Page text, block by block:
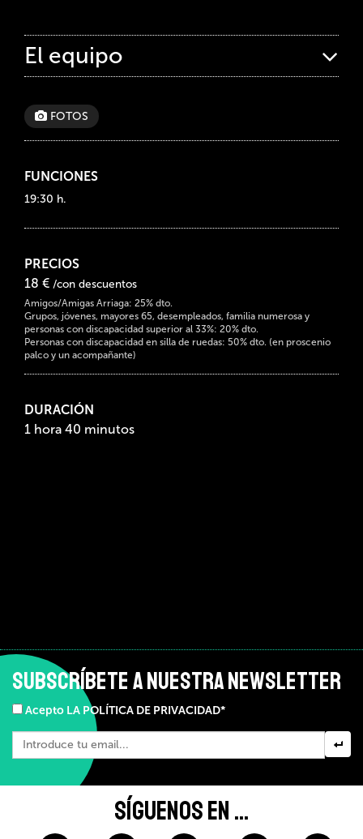
El equipo
FOTOS
FUNCIONES
19:30 h.
PRECIOS
18 € /con descuentos
Amigos/Amigas Arriaga: 25% dto.
Grupos, jóvenes, mayores 65, desempleados, familia numerosa y
personas con discapacidad superior al 33%: 20% dto.
Personas con discapacidad en silla de ruedas: 50% dto. (en proscenio
palco y un acompañante)
DURACIÓN
1 hora 40 minutos
SUBSCRÍBETE A NUESTRA NEWSLETTER
Acepto LA POLÍTICA DE PRIVACIDAD*
SÍGUENOS EN ...